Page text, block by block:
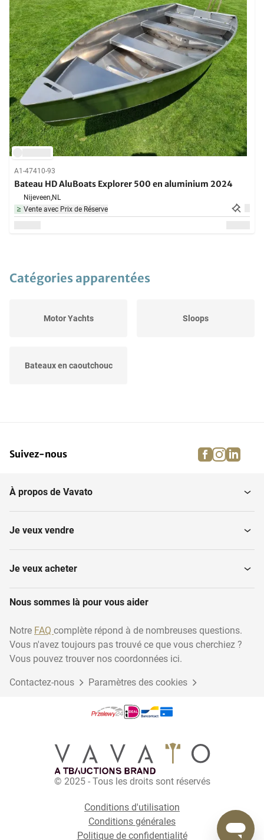
A1-47410-93
Bateau HD AluBoats Explorer 500 en aluminium 2024
Nijeveen,NL
Vente avec Prix de Réserve
Catégories apparentées
Motor Yachts Sloops
Bateaux en caoutchouc
Suivez-nous facebook
À propos de Vavato
Je veux vendre
Je veux acheter
Nous sommes là pour vous aider
Notre FAQ complète répond à de nombreuses questions.
Vous n'avez toujours pas trouvé ce que vous cherchiez ?
Vous pouvez trouver nos coordonnées ici.
Contactez-nous Paramètres des cookies
© 2025 - Tous les droits sont réservés
Conditions d'utilisation
Conditions générales
Politique de confidentialité